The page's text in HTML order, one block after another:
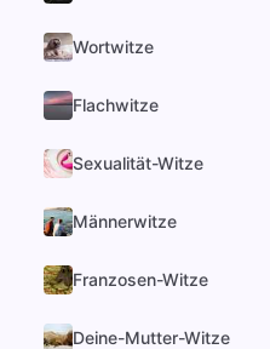
Wortwitze
Flachwitze
Sexualität-Witze
Männerwitze
Franzosen-Witze
Deine-Mutter-Witze